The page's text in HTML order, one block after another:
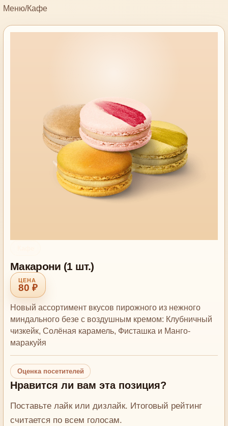
Меню/Кафе
Макарони (1 шт.)
80 ₽
Новый ассортимент вкусов пирожного из нежного
миндального безе с воздушным кремом: Клубничный
чизкейк, Солёная карамель, Фисташка и Манго-
маракуйя
Оценка посетителей
Нравится ли вам эта позиция?
Поставьте лайк или дизлайк. Итоговый рейтинг
считается по всем голосам.